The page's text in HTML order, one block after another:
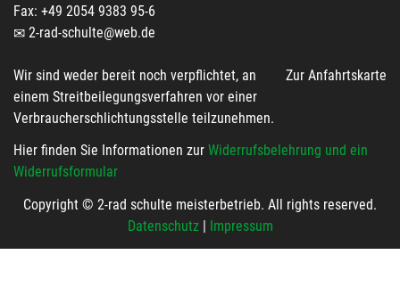
Fax: +49 2054 9383 95-6
2-rad-schulte@web.de
Zur Anfahrtskarte
Wir sind weder bereit noch verpflichtet, an
einem Streitbeilegungsverfahren vor einer
Verbraucherschlichtungsstelle teilzunehmen.
Hier finden Sie Informationen zur Widerrufsbelehrung und ein
Widerrufsformular
Copyright © 2-rad schulte meisterbetrieb. All rights reserved.
Datenschutz| Impressum